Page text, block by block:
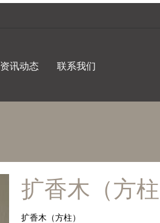
资讯动态 联系我们
扩香木（方
扩香木（方柱）